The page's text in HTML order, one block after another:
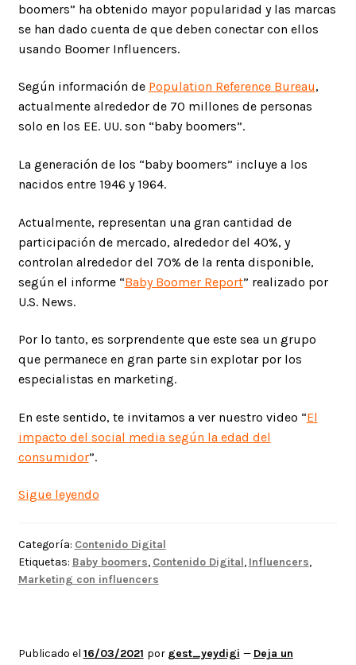
boomers” ha obtenido mayor popularidad y las marcas
se han dado cuenta de que deben conectar con ellos
usando Boomer Influencers.
Según información de Population Reference Bureau,
actualmente alrededor de 70 millones de personas
solo en los EE. UU. son “baby boomers”.
La generación de los “baby boomers” incluye a los
nacidos entre 1946 y 1964.
Actualmente, representan una gran cantidad de
participación de mercado, alrededor del 40%, y
controlan alrededor del 70% de la renta disponible,
según el informe “Baby Boomer Report” realizado por
U.S. News.
Por lo tanto, es sorprendente que este sea un grupo
que permanece en gran parte sin explotar por los
especialistas en marketing.
En este sentido, te invitamos a ver nuestro video “El
impacto del social media según la edad del
consumidor”.
Sigue leyendoBoomer
Categoría: Contenido Digital
Etiquetas: Baby boomers, Contenido Digital, Influencers,
Marketing con influencers
Publicado el 16/03/2021 por gest_yeydigi — Deja un